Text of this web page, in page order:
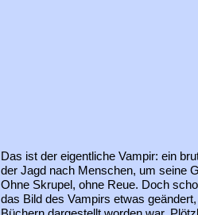
Das ist der eigentliche Vampir: ein
der Jagd nach Menschen, um seine
Ohne Skrupel, ohne Reue. Doch
das Bild des Vampirs etwas